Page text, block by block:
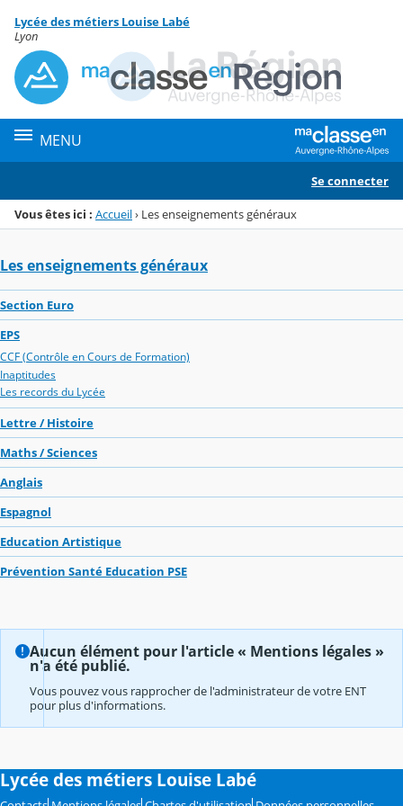
Menu de la rubrique
Contenu
Lycée des métiers Louise Labé
Lyon
MENU
Se connecter
Vous êtes ici : Accueil› Les enseignements généraux
Les enseignements généraux
Section Euro
EPS
CCF (Contrôle en Cours de Formation)
Inaptitudes
Les records du Lycée
Lettre / Histoire
Maths / Sciences
Anglais
Espagnol
Education Artistique
Prévention Santé Education PSE
Aucun élément pour l'article « Mentions légales »
n'a été publié.
Vous pouvez vous rapprocher de l'administrateur de votre ENT
pour plus d'informations.
Lycée des métiers Louise Labé